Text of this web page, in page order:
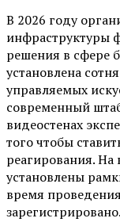
В 2026 году
инфраструктуры
решения в сфере
установлена
управляемых
современный
видеостенах
того чтобы
реагирования. На
установлены
время
зарегистрировано.